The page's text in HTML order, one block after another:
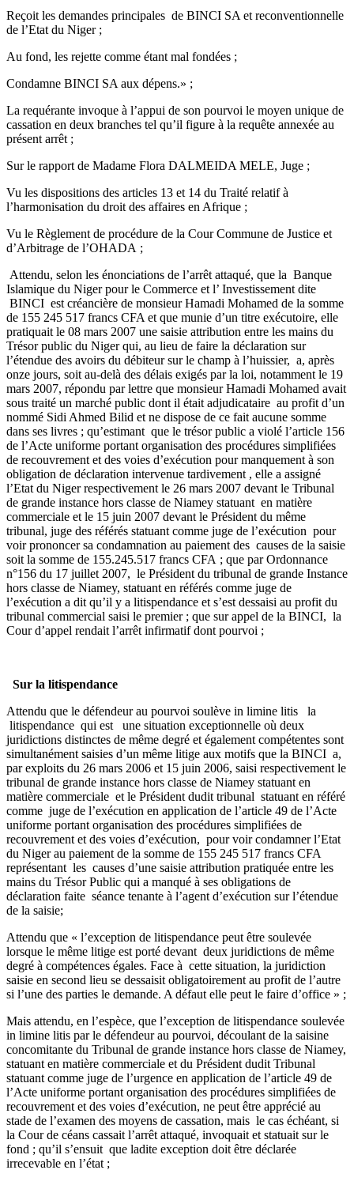
Reçoit les demandes principales de BINCI SA et reconventionnelle
de l’Etat du Niger ;
Au fond, les rejette comme étant mal fondées ;
Condamne BINCI SA aux dépens.» ;
La requérante invoque à l’appui de son pourvoi le moyen unique de
cassation en deux branches tel qu’il figure à la requête annexée au
présent arrêt ;
Sur le rapport de Madame Flora DALMEIDA MELE, Juge ;
Vu les dispositions des articles 13 et 14 du Traité relatif à
l’harmonisation du droit des affaires en Afrique ;
Vu le Règlement de procédure de la Cour Commune de Justice et
d’Arbitrage de l’OHADA ;
Attendu, selon les énonciations de l’arrêt attaqué, que la Banque
Islamique du Niger pour le Commerce et l’ Investissement dite
BINCI est créancière de monsieur Hamadi Mohamed de la somme
de 155 245 517 francs CFA et que munie d’un titre exécutoire, elle
pratiquait le 08 mars 2007 une saisie attribution entre les mains du
Trésor public du Niger qui, au lieu de faire la déclaration sur
l’étendue des avoirs du débiteur sur le champ à l’huissier, a, après
onze jours, soit au-delà des délais exigés par la loi, notamment le 19
mars 2007, répondu par lettre que monsieur Hamadi Mohamed avait
sous traité un marché public dont il était adjudicataire au profit d’un
nommé Sidi Ahmed Bilid et ne dispose de ce fait aucune somme
dans ses livres ; qu’estimant que le trésor public a violé l’article 156
de l’Acte uniforme portant organisation des procédures simplifiées
de recouvrement et des voies d’exécution pour manquement à son
obligation de déclaration intervenue tardivement , elle a assigné
l’Etat du Niger respectivement le 26 mars 2007 devant le Tribunal
de grande instance hors classe de Niamey statuant en matière
commerciale et le 15 juin 2007 devant le Président du même
tribunal, juge des référés statuant comme juge de l’exécution pour
voir prononcer sa condamnation au paiement des causes de la saisie
soit la somme de 155.245.517 francs CFA ; que par Ordonnance
n°156 du 17 juillet 2007, le Président du tribunal de grande Instance
hors classe de Niamey, statuant en référés comme juge de
l’exécution a dit qu’il y a litispendance et s’est dessaisi au profit du
tribunal commercial saisi le premier ; que sur appel de la BINCI, la
Cour d’appel rendait l’arrêt infirmatif dont pourvoi ;
Sur la litispendance
Attendu que le défendeur au pourvoi soulève in limine litis la
litispendance qui est une situation exceptionnelle où deux
juridictions distinctes de même degré et également compétentes sont
simultanément saisies d’un même litige aux motifs que la BINCI a,
par exploits du 26 mars 2006 et 15 juin 2006, saisi respectivement le
tribunal de grande instance hors classe de Niamey statuant en
matière commerciale et le Président dudit tribunal statuant en référé
comme juge de l’exécution en application de l’article 49 de l’Acte
uniforme portant organisation des procédures simplifiées de
recouvrement et des voies d’exécution, pour voir condamner l’Etat
du Niger au paiement de la somme de 155 245 517 francs CFA
représentant les causes d’une saisie attribution pratiquée entre les
mains du Trésor Public qui a manqué à ses obligations de
déclaration faite séance tenante à l’agent d’exécution sur l’étendue
de la saisie;
Attendu que « l’exception de litispendance peut être soulevée
lorsque le même litige est porté devant deux juridictions de même
degré à compétences égales. Face à cette situation, la juridiction
saisie en second lieu se dessaisit obligatoirement au profit de l’autre
si l’une des parties le demande. A défaut elle peut le faire d’office » ;
Mais attendu, en l’espèce, que l’exception de litispendance soulevée
in limine litis par le défendeur au pourvoi, découlant de la saisine
concomitante du Tribunal de grande instance hors classe de Niamey,
statuant en matière commerciale et du Président dudit Tribunal
statuant comme juge de l’urgence en application de l’article 49 de
l’Acte uniforme portant organisation des procédures simplifiées de
recouvrement et des voies d’exécution, ne peut être apprécié au
stade de l’examen des moyens de cassation, mais le cas échéant, si
la Cour de céans cassait l’arrêt attaqué, invoquait et statuait sur le
fond ; qu’il s’ensuit que ladite exception doit être déclarée
irrecevable en l’état ;